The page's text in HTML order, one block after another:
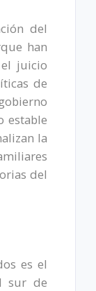
del
han
juicio
de
estable
la
del
es el
sur de